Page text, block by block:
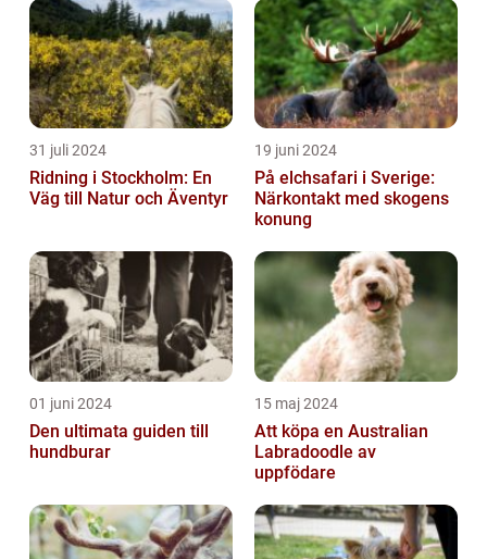
31 juli 2024
Ridning i Stockholm: En
Väg till Natur och Äventyr
19 juni 2024
På elchsafari i Sverige:
Närkontakt med skogens
konung
01 juni 2024
Den ultimata guiden till
hundburar
15 maj 2024
Att köpa en Australian
Labradoodle av
uppfödare